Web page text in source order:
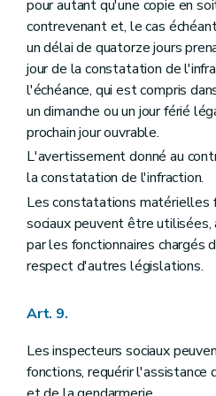
pour autant qu'une copie en
contrevenant et, le cas
un délai de quatorze jours
jour de la constatation de
l'échéance, qui est compris
un dimanche ou un jour férié
prochain jour ouvrable.
L'avertissement donné au
la constatation de l'infraction.
Les constatations matérielles
sociaux peuvent être utilisées,
par les fonctionnaires chargés
respect d'autres législations.
Art. 9.
Les inspecteurs sociaux
fonctions, requérir l'assistance